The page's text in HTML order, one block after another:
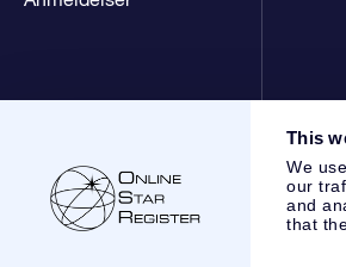
This
We
our
and
that